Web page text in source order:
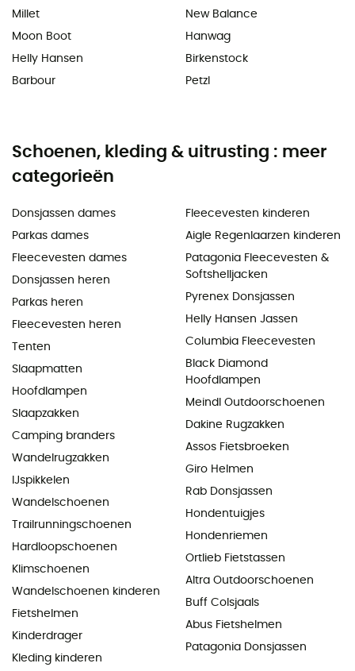
Millet
Moon Boot
Helly Hansen
Barbour
New Balance
Hanwag
Birkenstock
Petzl
Schoenen, kleding & uitrusting : meer
categorieën
Donsjassen dames
Parkas dames
Fleecevesten dames
Donsjassen heren
Parkas heren
Fleecevesten heren
Tenten
Slaapmatten
Hoofdlampen
Slaapzakken
Camping branders
Wandelrugzakken
IJspikkelen
Wandelschoenen
Trailrunningschoenen
Hardloopschoenen
Klimschoenen
Wandelschoenen kinderen
Fietshelmen
Kinderdrager
Kleding kinderen
Fleecevesten kinderen
Aigle Regenlaarzen kinderen
Patagonia Fleecevesten &
Softshelljacken
Pyrenex Donsjassen
Helly Hansen Jassen
Columbia Fleecevesten
Black Diamond
Hoofdlampen
Meindl Outdoorschoenen
Dakine Rugzakken
Assos Fietsbroeken
Giro Helmen
Rab Donsjassen
Hondentuigjes
Hondenriemen
Ortlieb Fietstassen
Altra Outdoorschoenen
Buff Colsjaals
Abus Fietshelmen
Patagonia Donsjassen